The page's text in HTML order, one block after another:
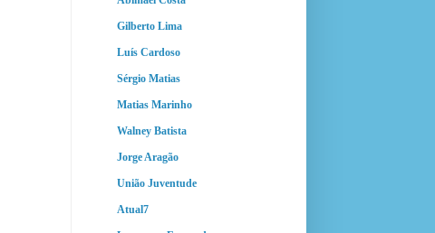
Gilberto Lima
Luís Cardoso
Sérgio Matias
Matias Marinho
Walney Batista
Jorge Aragão
União Juventude
Atual7